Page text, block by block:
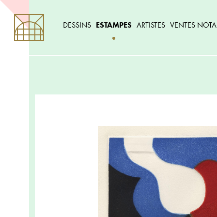
DESSINS ESTAMPES ARTISTES VENTES